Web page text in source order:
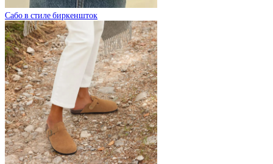
Сабо в стиле биркеншток